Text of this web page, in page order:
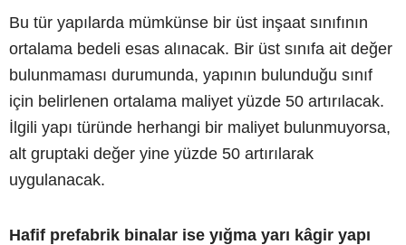
Bu tür yapılarda mümkünse bir üst inşaat sınıfının
ortalama bedeli esas alınacak. Bir üst sınıfa ait değer
bulunmaması durumunda, yapının bulunduğu sınıf
için belirlenen ortalama maliyet yüzde 50 artırılacak.
İlgili yapı türünde herhangi bir maliyet bulunmuyorsa,
alt gruptaki değer yine yüzde 50 artırılarak
uygulanacak.
Hafif prefabrik binalar ise yığma yarı kâgir yapı